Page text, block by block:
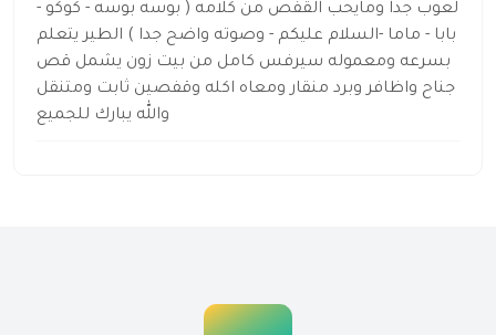
لعوب جداً ومايحب القفص من كلامه ( بوسه بوسه - كوكو -
بابا - ماما -السلام عليكم - وصوته واضح جدا ) الطير يتعلم
بسرعه ومعموله سيرفس كامل من بيت زون يشمل قص
جناح واظافر وبرد منقار ومعاه اكله وقفصين ثابت ومتنقل
والله يبارك للجميع